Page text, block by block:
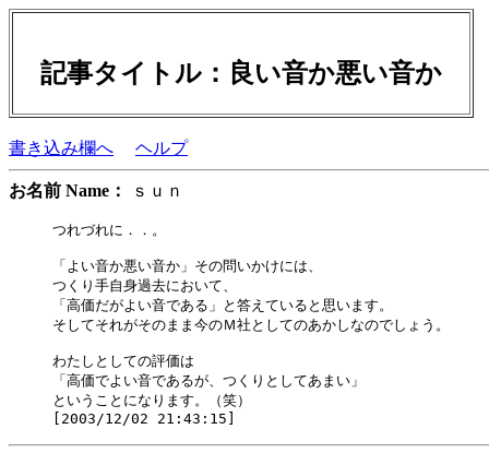
記事タイトル：良い音か悪い音か
書き込み欄へ ヘルプ
お名前 Name： ｓｕｎ
つれづれに．．。
「よい音か悪い音か」その問いかけには、
つくり手自身過去において、
「高価だがよい音である」と答えていると思います。
そしてそれがそのまま今のＭ社としてのあかしなのでしょう。
わたしとしての評価は
「高価でよい音であるが、つくりとしてあまい」
ということになります。（笑）